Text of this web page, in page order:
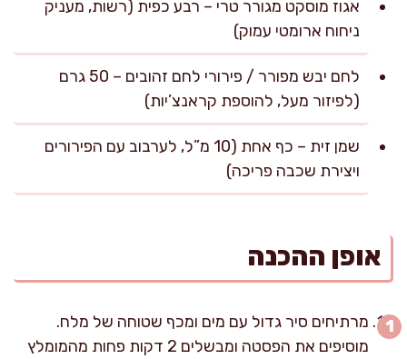
אגוז מוסקט מגורר טרי – רבע כפית (רשות, מעניק
ניחוח ארומטי עמוק)
לחם יבש מפורר / פירורי לחם זהובים – 50 גרם
(לפיזור מעל, להוספת קראנצ’יות)
שמן זית – כף אחת (10 מ”ל, לערבוב עם הפירורים
ויצירת שכבה פריכה)
אופן ההכנה
מרתיחים סיר גדול עם מים ומכף שטוחה של מלח.
מוסיפים את הפסטה ומבשלים 2 דקות פחות מהמומלץ